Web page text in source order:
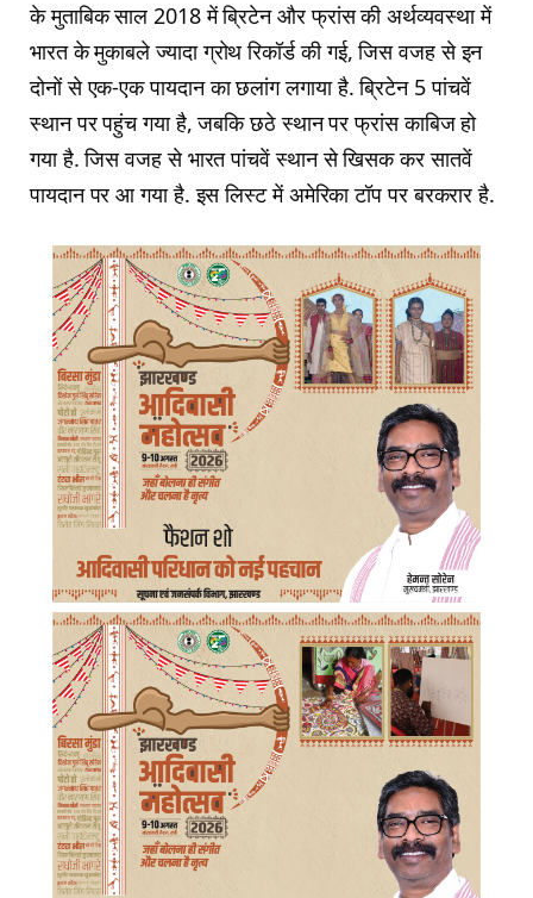
के मुताबिक साल 2018 में ब्रिटेन और फ्रांस की अर्थव्यवस्था में
भारत के मुकाबले ज्यादा ग्रोथ रिकॉर्ड की गई, जिस वजह से इन
दोनों से एक-एक पायदान का छलांग लगाया है. ब्रिटेन 5 पांचवें
स्थान पर पहुंच गया है, जबकि छठे स्थान पर फ्रांस काबिज हो
गया है. जिस वजह से भारत पांचवें स्थान से खिसक कर सातवें
पायदान पर आ गया है. इस लिस्ट में अमेरिका टॉप पर बरकरार है.